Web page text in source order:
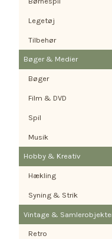
Legetøj
Tilbehør
Bøger & Medier
Bøger
Film & DVD
Spil
Musik
Hobby & Kreativ
Hækling
Syning & Strik
Vintage &
Retro